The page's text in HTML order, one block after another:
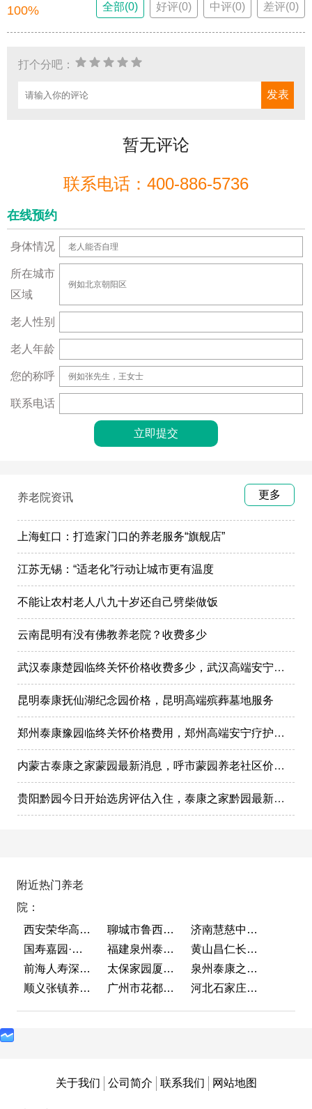
100% 全部(0) 好评(0) 中评(0) 差评(0)
打个分吧：
暂无评论
联系电话：400-886-5736
在线预约
身体情况
所在城市
区域
老人性别
老人年龄
您的称呼
联系电话
养老院资讯 更多
上海虹口：打造家门口的养老服务“旗舰店”
江苏无锡：“适老化”行动让城市更有温度
不能让农村老人八九十岁还自己劈柴做饭
云南昆明有没有佛教养老院？收费多少
武汉泰康楚园临终关怀价格收费多少，武汉高端安宁疗护，高端殡仪一条龙服务
昆明泰康抚仙湖纪念园价格，昆明高端殡葬墓地服务
郑州泰康豫园临终关怀价格费用，郑州高端安宁疗护在哪里
内蒙古泰康之家蒙园最新消息，呼市蒙园养老社区价格表
贵阳黔园今日开始选房评估入住，泰康之家黔园最新动态
附近热门养老
院：
西安荣华高新悦家养老服务有限公司
聊城市鲁西老年护养院
济南慧慈中医康养中心
国寿嘉园·成都乐境
福建泉州泰康之家鲤园
黄山昌仁长者颐养中心
前海人寿深圳幸福之家
太保家园厦门国际颐养社区
泉州泰康之家鲤园
顺义张镇养老照料中心
广州市花都区花山镇敬老院 河北石家庄泰康之家冀园
关于我们 公司简介 联系我们 网站地图